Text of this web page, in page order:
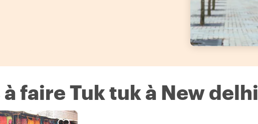
faire Tuk tuk à New delhi